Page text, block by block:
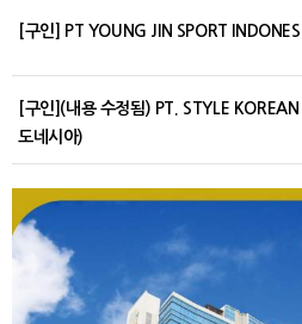
[구인] PT YOUNG JIN SPORT
[구인](내용 수정됨) PT. STYLE
도네시아)